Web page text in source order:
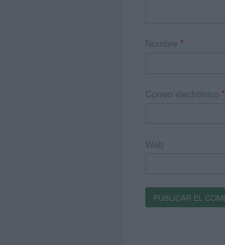
Nombre *
Correo electrónico *
Web